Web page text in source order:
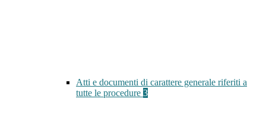
Atti e documenti di carattere generale riferiti a
tutte le procedure 3